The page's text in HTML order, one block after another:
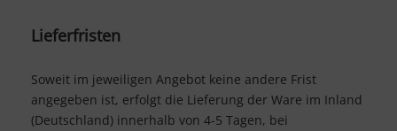
Lieferfristen
Soweit im jeweiligen Angebot keine andere Frist
angegeben ist, erfolgt die Lieferung der Ware im Inland
(Deutschland) innerhalb von 4-5 Tagen, bei